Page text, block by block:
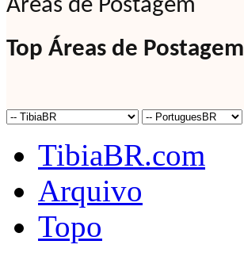
Áreas de Postagem
Top Áreas de Postagem
TibiaBR.com
Arquivo
Topo